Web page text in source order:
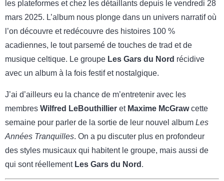
les plateformes et chez les détaillants depuis le vendredi 28
mars 2025. L’album nous plonge dans un univers narratif où
l’on découvre et redécouvre des histoires 100 %
acadiennes, le tout parsemé de touches de trad et de
musique celtique. Le groupe Les Gars du Nord récidive
avec un album à la fois festif et nostalgique.
J’ai d’ailleurs eu la chance de m’entretenir avec les
membres Wilfred LeBouthillier et Maxime McGrawcette
semaine pour parler de la sortie de leur nouvel album Les
Années Tranquilles. On a pu discuter plus en profondeur
des styles musicaux qui habitent le groupe, mais aussi de
qui sont réellement Les Gars du Nord .